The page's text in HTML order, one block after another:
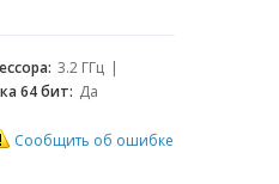
3.2 ГГц
64 бит: Да
Сообщить об ошибке